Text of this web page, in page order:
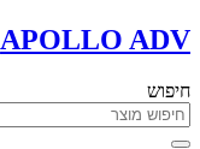
APOLLO ADV
חיפוש